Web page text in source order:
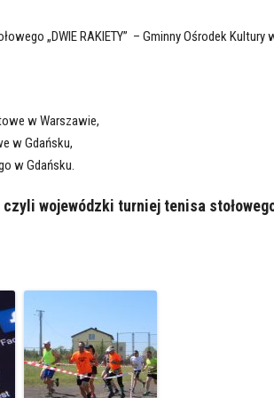
„DWIE RAKIETY” – Gminny Ośrodek Kultury
w Warszawie,
w Gdańsku,
w Gdańsku.
czyli wojewódzki turniej tenisa